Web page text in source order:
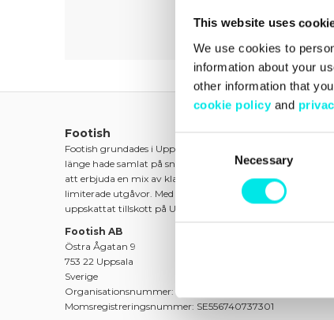
This website uses
We use cookies to
information about your
other information that
cookie policy and
Necessary
Footish
Footish grundades i Uppsala 2007 av barndomsvännerna
länge hade samlat på sneakers. Ambitionen var att sprida
att erbjuda en mix av klassiska modeller, unika och
limiterade utgåvor. Med passion för både mode och kultur
uppskattat tillskott på Uppsalas modekarta.
Footish AB
Östra Ågatan 9
753 22 Uppsala
Sverige
Organisationsnummer: 556740-7373
Momsregistreringsnummer: SE556740737301